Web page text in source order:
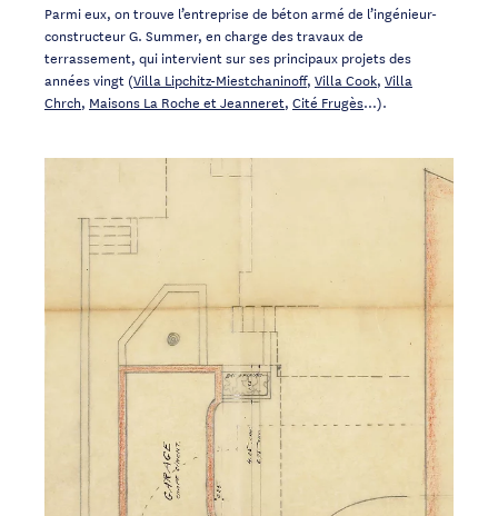
Parmi eux, on trouve l’entreprise de béton armé de l’ingénieur-
constructeur G. Summer, en charge des travaux de
terrassement, qui intervient sur ses principaux projets des
années vingt (Villa Lipchitz-Miestchaninoff, Villa Cook, Villa
Chrch, Maisons La Roche et Jeanneret, Cité Frugès…).